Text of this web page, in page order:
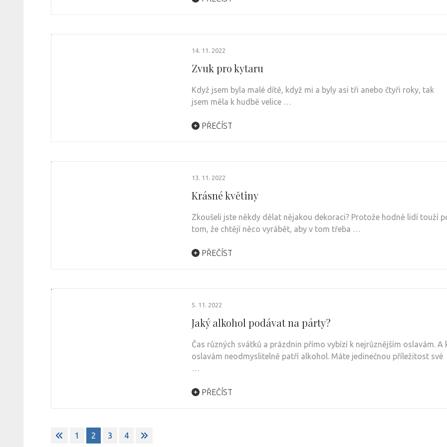
14. 11. 2022
Zvuk pro kytaru
Když jsem byla malé dítě, když mi a byly asi tři anebo čtyři roky, tak
jsem měla k hudbě velice …
PŘEČÍST
13. 11. 2022
Krásné květiny
Zkoušeli jste někdy dělat nějakou dekoraci? Protože hodně lidí touží
tom, že chtějí něco vyrábět, aby v tom třeba …
PŘEČÍST
5. 11. 2022
Jaký alkohol podávat na párty?
Čas různých svátků a prázdnin přímo vybízí k nejrůznějším oslavám. A
oslavám neodmyslitelně patří alkohol. Máte jedinečnou příležitost své
…
PŘEČÍST
Stránkování
1 2 3 4